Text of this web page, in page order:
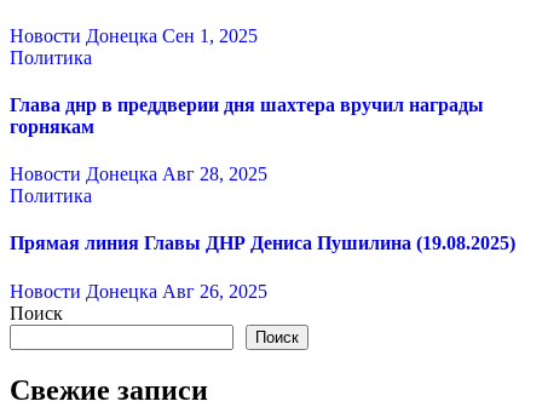
Новости Донецка Сен 1, 2025
Политика
Глава днр в преддверии дня шахтера вручил награды
горнякам
Новости Донецка Авг 28, 2025
Политика
Прямая линия Главы ДНР Дениса Пушилина (19.08.2025)
Новости Донецка Авг 26, 2025
Поиск
Поиск
Свежие записи